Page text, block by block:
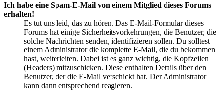
Ich habe eine Spam-E-Mail von einem Mitglied dieses Forums
erhalten!
Es tut uns leid, das zu hören. Das E-Mail-Formular dieses
Forums hat einige Sicherheitsvorkehrungen, die Benutzer, die
solche Nachrichten senden, identifizieren sollen. Du solltest
einem Administrator die komplette E-Mail, die du bekommen
hast, weiterleiten. Dabei ist es ganz wichtig, die Kopfzeilen
(Headers) mitzuschicken. Diese enthalten Details über den
Benutzer, der die E-Mail verschickt hat. Der Administrator
kann dann entsprechend reagieren.